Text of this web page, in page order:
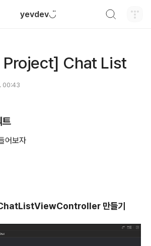
yevdev◡̈
Project] Chat List
00:43
어보자
만들기